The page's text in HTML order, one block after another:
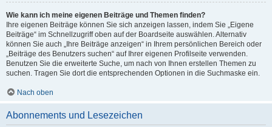
Wie kann ich meine eigenen Beiträge und Themen finden?
Ihre eigenen Beiträge können Sie sich anzeigen lassen, indem Sie „Eigene
Beiträge“ im Schnellzugriff oben auf der Boardseite auswählen. Alternativ
können Sie auch „Ihre Beiträge anzeigen“ in Ihrem persönlichen Bereich oder
„Beiträge des Benutzers suchen“ auf Ihrer eigenen Profilseite verwenden.
Benutzen Sie die erweiterte Suche, um nach von Ihnen erstellen Themen zu
suchen. Tragen Sie dort die entsprechenden Optionen in die Suchmaske ein.
Nach oben
Abonnements und Lesezeichen